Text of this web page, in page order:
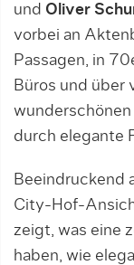
und Oliver
vorbei an
Passagen, in
Büros und über
wunderschönen
durch elegante
Beeindruckend
City-Hof-
zeigt, was eine
haben, wie